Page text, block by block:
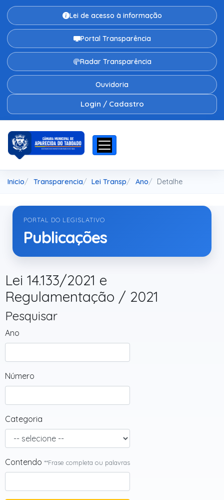
Lei de acesso à informação
Portal Transparência
Radar Transparência
Ouvidoria
Login / Cadastro
Inicio Transparencia Lei Transp Ano Detalhe
PORTAL DO LEGISLATIVO
Publicações
Lei 14.133/2021 e
Regulamentação / 2021
Pesquisar
Ano
Número
Categoria
Contendo **Frase completa ou palavras